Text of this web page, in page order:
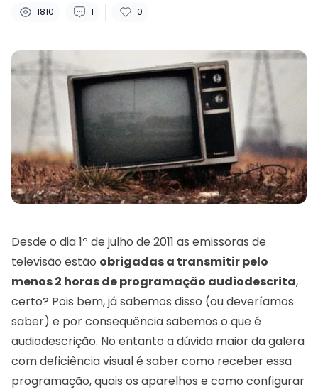
1810 Visualizações:Comentários:
1 Curtidas:
0
Desde o dia 1º de julho de 2011 as emissoras de
televisão estão obrigadas a transmitir pelo
menos 2 horas de programação audiodescrita,
certo? Pois bem, já sabemos disso (ou deveríamos
saber) e por consequência sabemos o que é
audiodescrição. No entanto a dúvida maior da galera
com deficiência visual é saber como receber essa
programação, quais os aparelhos e como configurar